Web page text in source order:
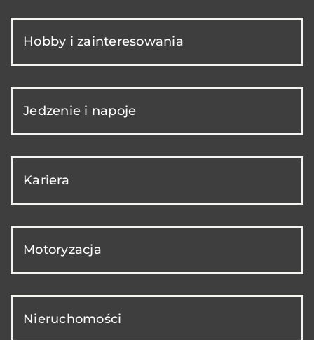
Hobby i zainteresowania
Jedzenie i napoje
Kariera
Motoryzacja
Nieruchomości